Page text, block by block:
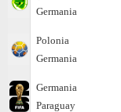
Germania
Polonia
Germania
Germania
Paraguay